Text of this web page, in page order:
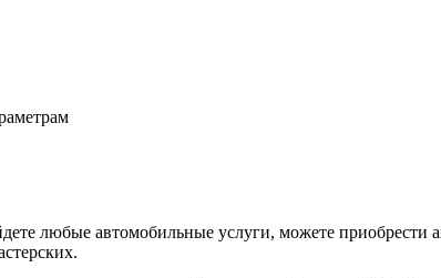
любые автомобильные услуги, можете приобрести